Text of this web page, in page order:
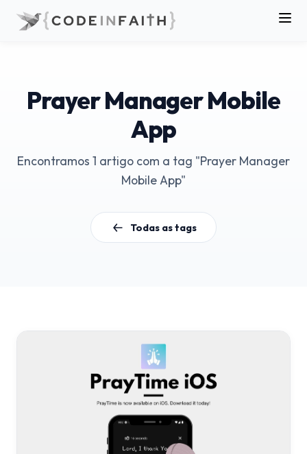
Prayer Manager Mobile
App
Encontramos 1 artigo com a tag "Prayer Manager
Mobile App"
Todas as tags